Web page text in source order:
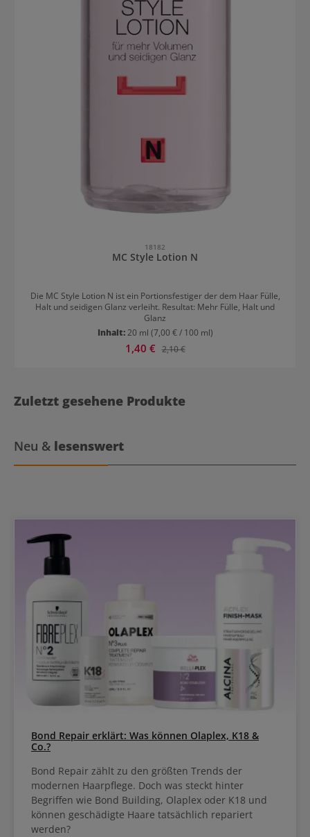
18182
MC Style Lotion N
Die MC Style Lotion N ist ein Portionsfestiger der dem Haar Fülle,
Halt und seidigen Glanz verleiht. Resultat: Mehr Fülle, Halt und
Glanz
Inhalt:20 ml (7,00 € / 100 ml)
Verkaufspreis:
1,40 € Regulärer Preis:
2,10 €
Zuletzt gesehene Produkte
Neu & lesenswert
Bond Repair erklärt: Was können Olaplex, K18 &
Co.?
Bond Repair zählt zu den größten Trends der
modernen Haarpflege. Doch was steckt hinter
Begriffen wie Bond Building, Olaplex oder K18 und
können geschädigte Haare tatsächlich repariert
werden?